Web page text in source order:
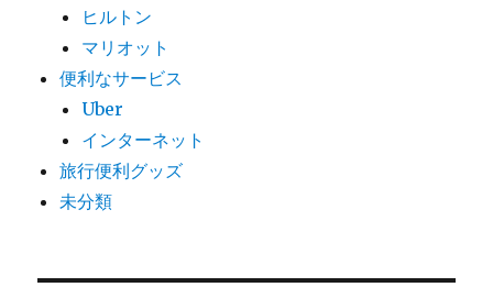
ヒルトン
マリオット
便利なサービス
Uber
インターネット
旅行便利グッズ
未分類